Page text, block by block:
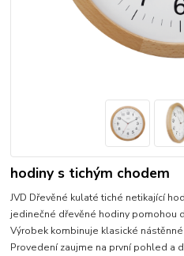
hodiny s tichým chodem
JVD Dřevěné kulaté tiché netikající
jedinečné dřevěné hodiny pomohou
Výrobek kombinuje klasické
Provedení zaujme na první pohled a